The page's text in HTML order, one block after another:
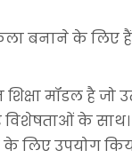
बनाने के लिए
मॉडल है जो
के साथ।
लिए उपयोग